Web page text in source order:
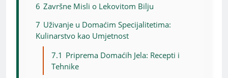
6 Završne Misli o Lekovitom Bilju
7 Uživanje u Domaćim Specijalitetima:
Kulinarstvo kao Umjetnost
7.1 Priprema Domaćih Jela: Recepti i
Tehnike